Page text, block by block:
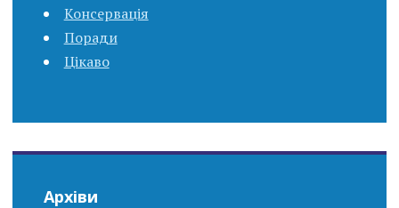
Консервація
Поради
Цікаво
Архіви